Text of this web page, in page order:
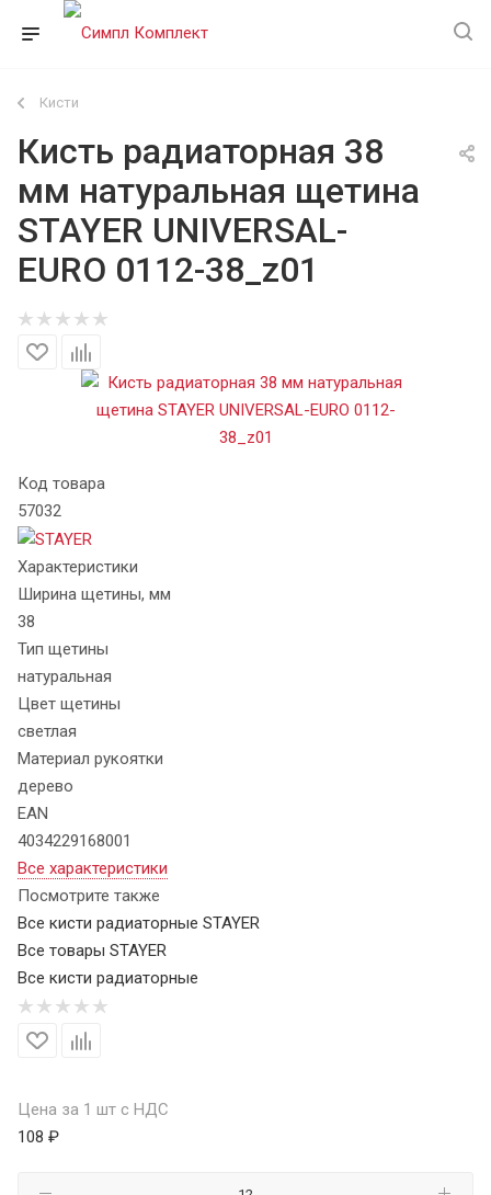
Кисти
Кисть радиаторная 38
мм натуральная щетина
STAYER UNIVERSAL-
EURO 0112-38_z01
Код товара
57032
Характеристики
Ширина щетины, мм
38
Тип щетины
натуральная
Цвет щетины
светлая
Материал рукоятки
дерево
EAN
4034229168001
Все характеристики
Посмотрите также
Все кисти радиаторные STAYER
Все товары STAYER
Все кисти радиаторные
Цена за 1 шт с НДС
108 ₽